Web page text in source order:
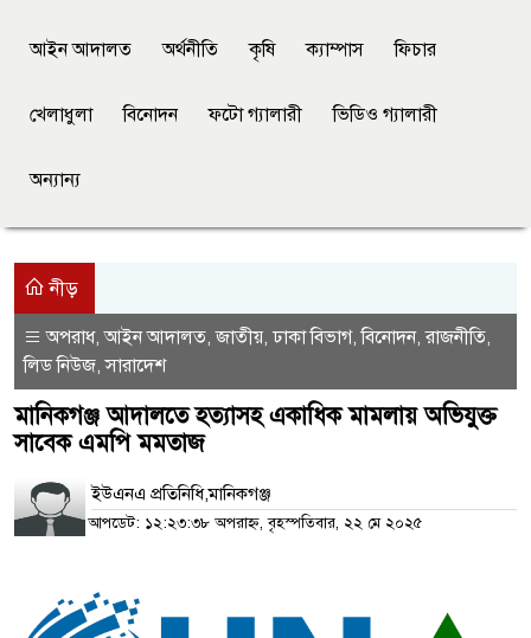
আইন আদালত অর্থনীতি কৃষি ক্যাম্পাস ফিচার
খেলাধুলা বিনোদন ফটো গ্যালারী ভিডিও গ্যালারী
অন্যান্য
নীড়
অপরাধ,আইন আদালত,জাতীয়,ঢাকা বিভাগ,বিনোদন,রাজনীতি,
লিড নিউজ,সারাদেশ
মানিকগঞ্জ আদালতে হত্যাসহ একাধিক মামলায় অভিযুক্ত
সাবেক এমপি মমতাজ
ইউএনএ প্রতিনিধি,মানিকগঞ্জ
আপডেট: ১২:২৩:৩৮ অপরাহ্ন, বৃহস্পতিবার, ২২ মে ২০২৫